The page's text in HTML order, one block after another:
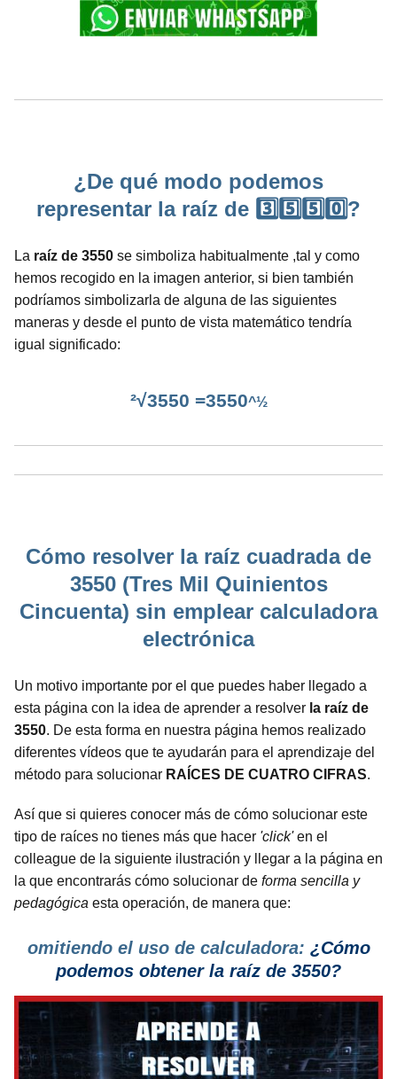
¿De qué modo podemos
representar la raíz de 3️⃣5️⃣5️⃣0️⃣?
La raíz de 3550 se simboliza habitualmente ,tal y como
hemos recogido en la imagen anterior, si bien también
podríamos simbolizarla de alguna de las siguientes
maneras y desde el punto de vista matemático tendría
igual significado:
²√3550 =3550^½
Cómo resolver la raíz cuadrada de
3550 (Tres Mil Quinientos
Cincuenta) sin emplear calculadora
electrónica
Un motivo importante por el que puedes haber llegado a
esta página con la idea de aprender a resolver la raíz de
3550. De esta forma en nuestra página hemos realizado
diferentes vídeos que te ayudarán para el aprendizaje del
método para solucionar RAÍCES DE CUATRO CIFRAS.
Así que si quieres conocer más de cómo solucionar este
tipo de raíces no tienes más que hacer 'click'en el
colleague de la siguiente ilustración y llegar a la página en
la que encontrarás cómo solucionar de forma sencilla y
pedagógica esta operación, de manera que:
omitiendo el uso de calculadora: ¿Cómo
podemos obtener la raíz de 3550?